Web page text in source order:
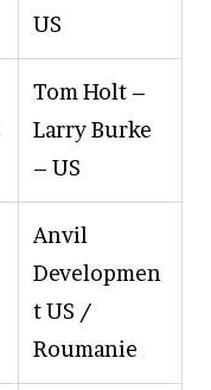
US
Tom Holt –
Larry Burke
– US
Anvil
Developmen
t US /
Roumanie